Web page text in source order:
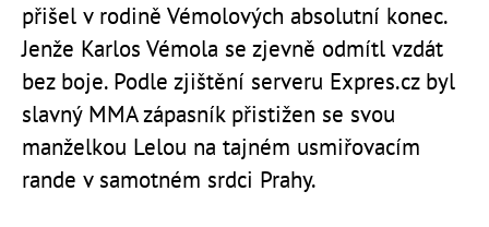
přišel v rodině Vémolových absolutní konec.
Jenže Karlos Vémola se zjevně odmítl vzdát
bez boje. Podle zjištění serveru Expres.cz byl
slavný MMA zápasník přistižen se svou
manželkou Lelou na tajném usmiřovacím
rande v samotném srdci Prahy.